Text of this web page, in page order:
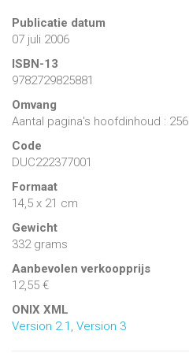
Publicatie datum
07 juli 2006
ISBN-13
9782729825881
Omvang
Aantal pagina's hoofdinhoud : 256
Code
DUC222377001
Formaat
14,5 x 21 cm
Gewicht
332 grams
Aanbevolen verkoopprijs
12,55 €
ONIX XML
Version 2.1 , Version 3